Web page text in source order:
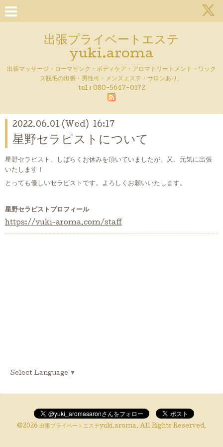
出張プライベートエステ
yuki.aroma
出張マッサージ・ローマピンク・ボディケア・アロマトリートメント・ワック
ス脱毛の出張・男性可・メンズエステ・サロンあり。
tel : 080-5647-0172
2022.06.01 (Wed) 16:17
星野セラピストについて
星野セラピスト、しばらくお休みを頂いていましたが、又、元気に出張
いたします！
とっても優しいセラピストです。よろしくお願いいたします。
星野セラピストプロフィール
https://yuki-aroma.com/staff
Select Language ▼
©2026 出張プライベートエステyuki.aroma. All Rights Reserved.